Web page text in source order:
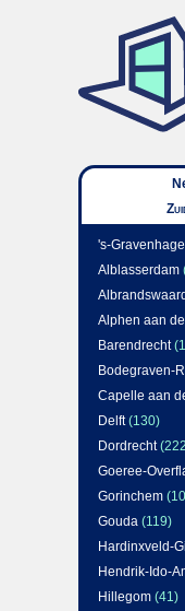
's-Gravenhage
Alblasserdam
Albrandswaard
Alphen aan
Barendrecht
Bodegraven-
Capelle aan
Delft(130)
Dordrecht
Goeree-
Gorinchem
Gouda (119)
Hardinxveld-
Hendrik-Ido-
Hillegom (41)